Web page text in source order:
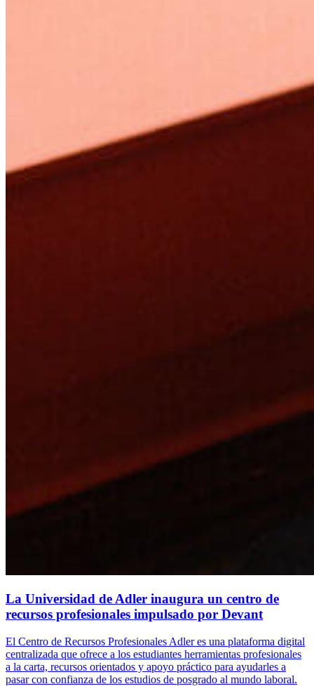
La Universidad de Adler inaugura un centro de
recursos profesionales impulsado por Devant
El Centro de Recursos Profesionales Adler es una plataforma digital
centralizada que ofrece a los estudiantes herramientas profesionales
a la carta, recursos orientados y apoyo práctico para ayudarles a
pasar con confianza de los estudios de posgrado al mundo laboral.